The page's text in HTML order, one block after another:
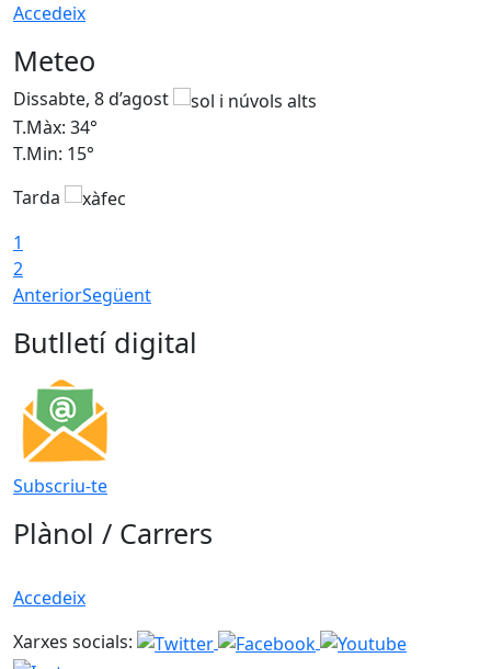
Accedeix
Meteo
Dissabte, 8 d’agost
T.Màx: 34°
T.Min: 15°
Tarda
1
2
AnteriorSegüent
Butlletí digital
Subscriu-te
Plànol / Carrers
Accedeix
Xarxes socials: